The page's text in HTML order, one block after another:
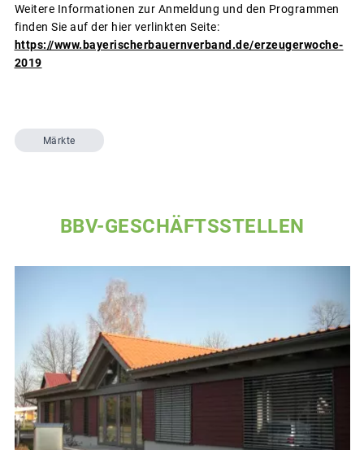
Weitere Informationen zur Anmeldung und den Programmen
finden Sie auf der hier verlinkten Seite:
https://www.bayerischerbauernverband.de/erzeugerwoche-
2019
Märkte
BBV-GESCHÄFTSSTELLEN